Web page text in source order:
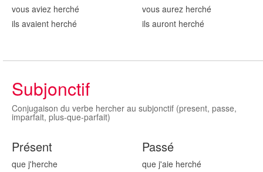
vous aviez herché
ils avaient herché
vous aurez herché
ils auront herché
Subjonctif
Conjugaison du verbe hercher au subjonctif (present, passe,
imparfait, plus-que-parfait)
Présent
que j'herche
Passé
que j'aie herché